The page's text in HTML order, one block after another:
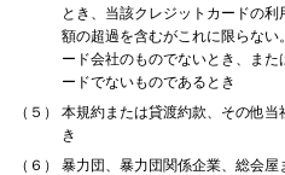
とき、当該クレジットカードの
額の超過を含むがこれに限らな
ード会社のものでないとき、ま
ードでないものであるとき
（５）
本規約または貸渡約款、その他
き
（６）
暴力団、暴力団関係企業、総会